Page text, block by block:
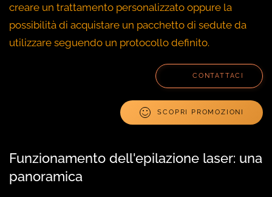
creare un trattamento personalizzato oppure la
possibilità di acquistare un pacchetto di sedute da
utilizzare seguendo un protocollo definito.
CONTATTACI
SCOPRI PROMOZIONI
Funzionamento dell'epilazione laser: una
panoramica